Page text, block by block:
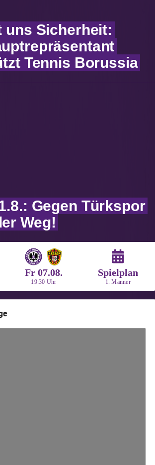
uns Sicherheit:
Tennis Borussia
Gegen Türkspor
Weg!
Fr 07.08.
19:30 Uhr
Spielplan
1. Männer